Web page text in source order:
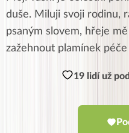
duše. Miluji svoji rodinu,
psaným slovem, hřeje
zažehnout plamínek
19 lidí už